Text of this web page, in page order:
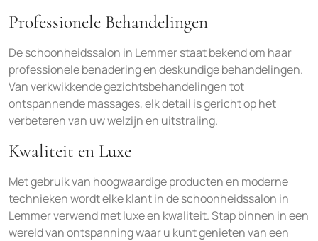
Professionele Behandelingen
De schoonheidssalon in Lemmer staat bekend om haar
professionele benadering en deskundige behandelingen.
Van verkwikkende gezichtsbehandelingen tot
ontspannende massages, elk detail is gericht op het
verbeteren van uw welzijn en uitstraling.
Kwaliteit en Luxe
Met gebruik van hoogwaardige producten en moderne
technieken wordt elke klant in de schoonheidssalon in
Lemmer verwend met luxe en kwaliteit. Stap binnen in een
wereld van ontspanning waar u kunt genieten van een